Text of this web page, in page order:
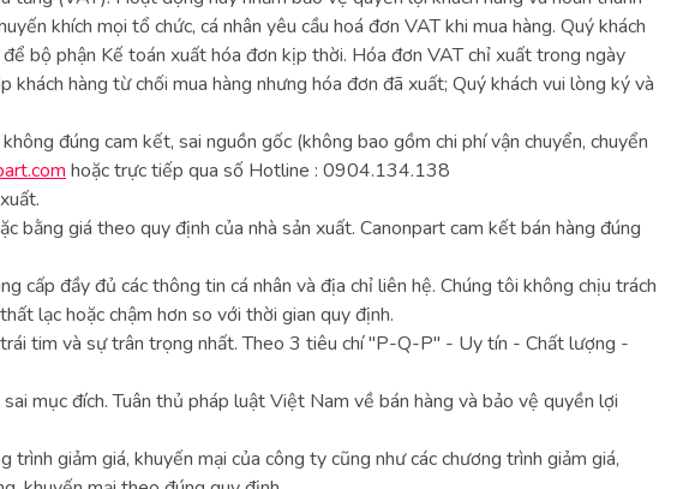
khích mọi tổ chức, cá nhân yêu cầu hoá đơn VAT khi mua hàng. Quý khách
bộ phận Kế toán xuất hóa đơn kịp thời. Hóa đơn VAT chỉ xuất trong ngày
hàng từ chối mua hàng nhưng hóa đơn đã xuất; Quý khách vui lòng ký và
đúng cam kết, sai nguồn gốc (không bao gồm chi phí vận chuyển, chuyển
hoặc trực tiếp qua số Hotline : 0904.134.138
bằng giá theo quy định của nhà sản xuất. Canonpart cam kết bán hàng đúng
cấp đầy đủ các thông tin cá nhân và địa chỉ liên hệ. Chúng tôi không chịu trách
lạc hoặc chậm hơn so với thời gian quy định.
tim và sự trân trọng nhất. Theo 3 tiêu chí ''P-Q-P" - Uy tín - Chất lượng -
mục đích. Tuân thủ pháp luật Việt Nam về bán hàng và bảo vệ quyền lợi
giảm giá, khuyến mại của công ty cũng như các chương trình giảm giá,